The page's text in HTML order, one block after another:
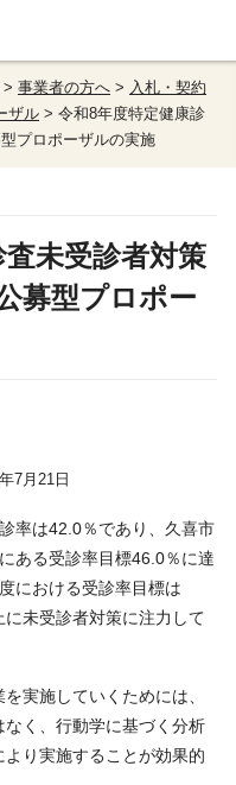
> 事業者の方へ > 入札・契約
ザル > 令和8年度特定健康診
プロポーザルの実施
未受診者対策
募型プロポー
7月21日
率は42.0％であり、久喜市
ある受診率目標46.0％に達
における受診率目標は
未受診者対策に注力して
実施していくためには、
く、行動学に基づく分析
り実施することが効果的